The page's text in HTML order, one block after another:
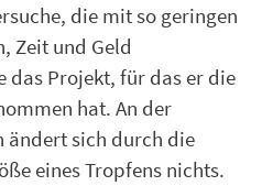
die mit so geringen
Zeit und Geld
das Projekt, für das er die
hat. An der
ändert sich durch die
eines Tropfens nichts.